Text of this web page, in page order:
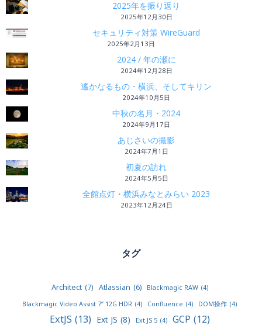
2025年を振り返り
2025年12月30日
セキュリティ対策 WireGuard
2025年2月13日
2024 / 年の瀬に
2024年12月28日
遙かなるもの・横浜、そしてキリン
2024年10月5日
中秋の名月・2024
2024年9月17日
あじさいの撮影
2024年7月1日
初夏の訪れ
2024年5月5日
全館点灯・横浜みなとみらい 2023
2023年12月24日
タグ
Architect (7) Atlassian (6) Blackmagic RAW (4)
Blackmagic Video Assist 7” 12G HDR (4) Confluence (4) DOM操作 (4)
ExtJS (13) Ext JS (8) Ext JS 5 (4) GCP (12)